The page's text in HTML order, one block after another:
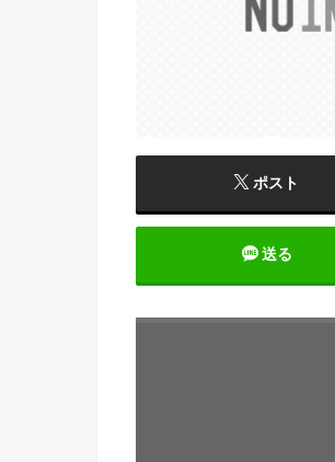
ポスト
送る